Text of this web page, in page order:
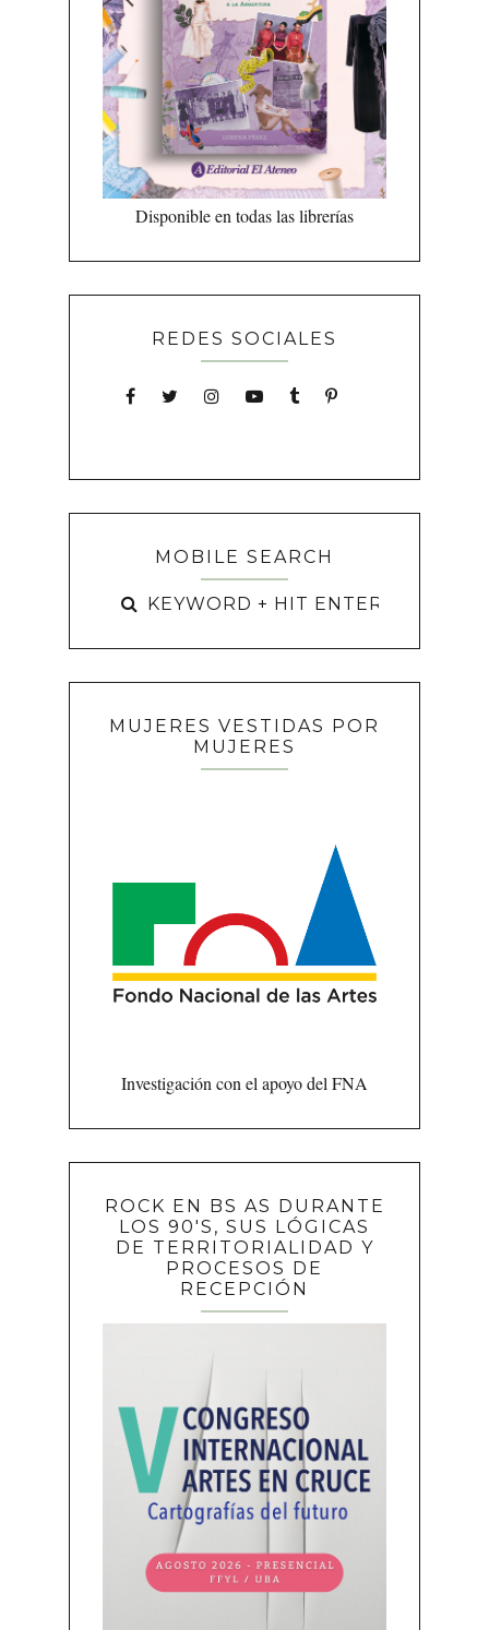
Disponible en todas las librerías
REDES SOCIALES
MOBILE SEARCH
MUJERES VESTIDAS POR
MUJERES
Investigación con el apoyo del FNA
ROCK EN BS AS DURANTE
LOS 90'S, SUS LÓGICAS
DE TERRITORIALIDAD Y
PROCESOS DE
RECEPCIÓN